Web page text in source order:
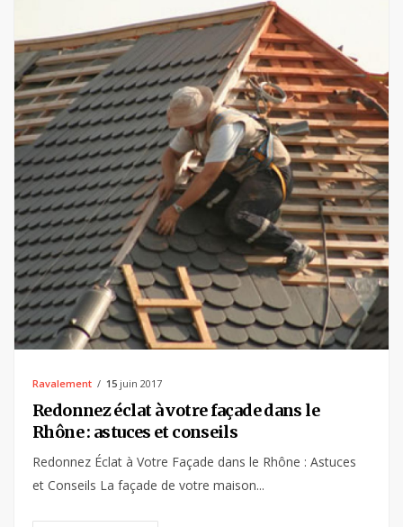
Ravalement 15 juin 2017
Redonnez éclat à votre façade dans le
Rhône : astuces et conseils
Redonnez Éclat à Votre Façade dans le Rhône : Astuces
et Conseils La façade de votre maison...